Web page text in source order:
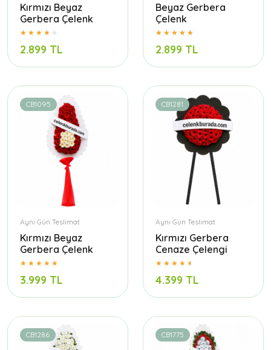
Kırmızı Beyaz
Gerbera Çelenk
2.899 TL
Beyaz Gerbera
Çelenk
2.899 TL
CB1095
Aynı Gün Teslimat
Kırmızı Beyaz
Gerbera Çelenk
3.999 TL
CB1281
Aynı Gün Teslimat
Kırmızı Gerbera
Cenaze Çelengi
4.399 TL
CB1286 CB1775